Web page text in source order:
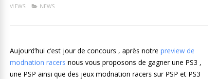
VIEWS
NEWS
Aujourd’hui c’est jour de concours , après notre preview de
modnation racers nous vous proposons de gagner une PS3 ,
une PSP ainsi que des jeux modnation racers sur PSP et PS3